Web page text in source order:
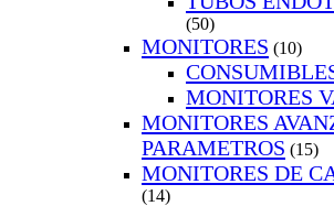
(50)
MONITORES (10)
MONITORES
MONITORES
PARAMETROS (15)
MONITORES DE
(14)